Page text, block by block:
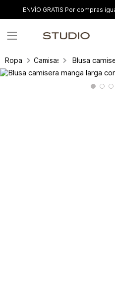
ENVÍO GRATIS Por compras
Ropa Camisas y blusas